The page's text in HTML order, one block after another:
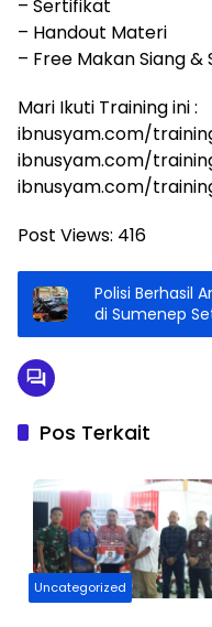
– Sertifikat
– Handout Materi
– Free Makan Siang &
Mari Ikuti Training ini :
ibnusyam.com/
ibnusyam.com/
ibnusyam.com/
Post Views: 416
Polisi Berhasil
di Sumenep
Viral
Pos Terkait
Uncategorized